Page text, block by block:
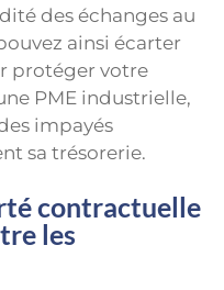
des échanges au
ainsi écarter
protéger votre
PME industrielle,
impayés
sa trésorerie.
contractuelle
les